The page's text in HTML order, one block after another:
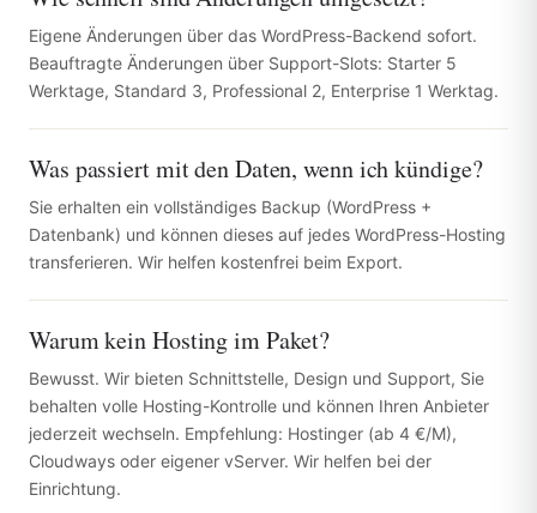
Eigene Änderungen über das WordPress-Backend sofort.
Beauftragte Änderungen über Support-Slots: Starter 5
Werktage, Standard 3, Professional 2, Enterprise 1 Werktag.
Was passiert mit den Daten, wenn ich kündige?
Sie erhalten ein vollständiges Backup (WordPress +
Datenbank) und können dieses auf jedes WordPress-Hosting
transferieren. Wir helfen kostenfrei beim Export.
Warum kein Hosting im Paket?
Bewusst. Wir bieten Schnittstelle, Design und Support, Sie
behalten volle Hosting-Kontrolle und können Ihren Anbieter
jederzeit wechseln. Empfehlung: Hostinger (ab 4 €/M),
Cloudways oder eigener vServer. Wir helfen bei der
Einrichtung.